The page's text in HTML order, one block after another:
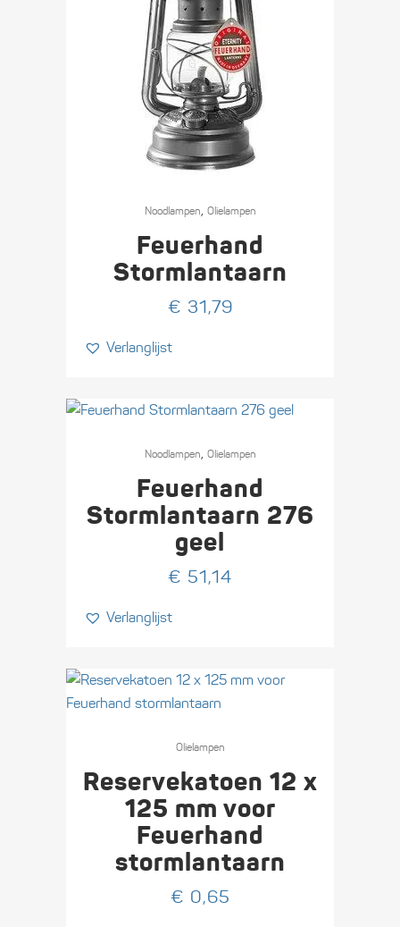
Nood­lampen, Olie­lampen
Feuerhand
Stormlantaarn
€ 31,79
Verlanglijst
Nood­lampen, Olie­lampen
Feuerhand
Stormlantaarn 276
geel
€ 51,14
Verlanglijst
Olie­lampen
Reservekatoen 12 x
125 mm voor
Feuerhand
stormlantaarn
€ 0,65